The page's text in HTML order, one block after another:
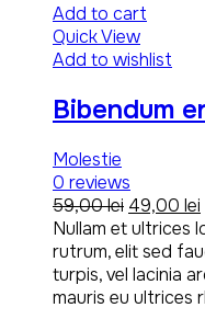
Add to cart
Quick View
Add to wishlist
Bibendum
Molestie
0 reviews
59,00lei Original
price
was:
59,00 lei.
49,00 lei
Nullam et ultrices
rutrum, elit sed
turpis, vel lacinia
mauris eu ultrices